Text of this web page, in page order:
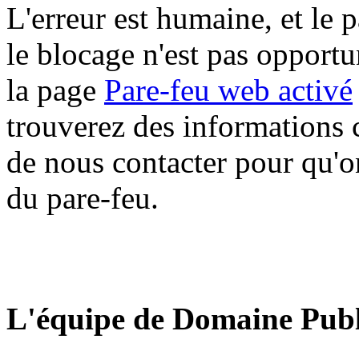
L'erreur est humaine, et le
le blocage n'est pas
la page Pare-feu web activé
trouverez des informations
de nous contacter pour
du pare-feu.
L'équipe de Domaine